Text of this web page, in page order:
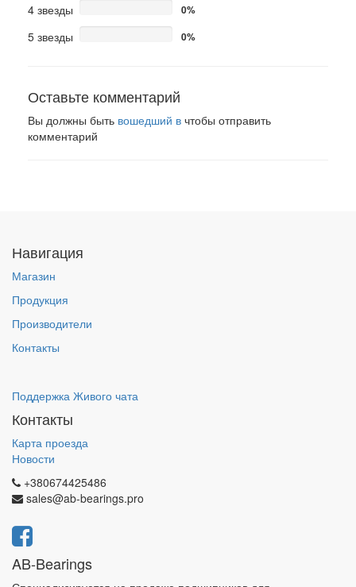
4 звезды 0%
5 звезды 0%
Оставьте комментарий
Вы должны быть вошедший в чтобы отправить
комментарий
Навигация
Магазин
Продукция
Производители
Контакты
Поддержка Живого чата
Контакты
Карта проезда
Новости
+380674425486
sales@ab-bearings.pro
AB-Bearings